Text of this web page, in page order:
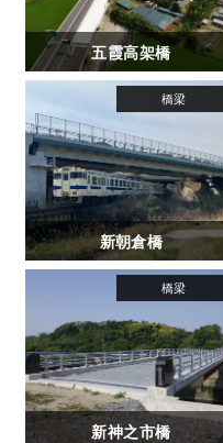
五霞高架橋
新朝倉橋
新神之市橋